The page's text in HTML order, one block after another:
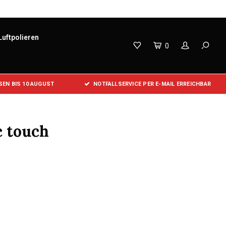
0
BIS 10 AUGUST NOTFALLSERVICE PER E-MAIL ERREICHBAR
touch